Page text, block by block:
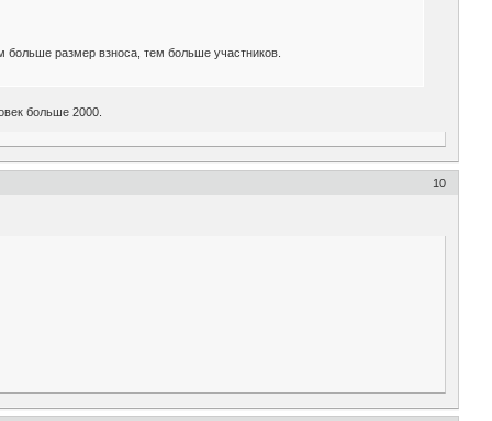
размер взноса, тем больше участников.
больше 2000.
10